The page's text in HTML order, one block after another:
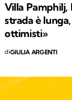
diGIULIA ARGENTI